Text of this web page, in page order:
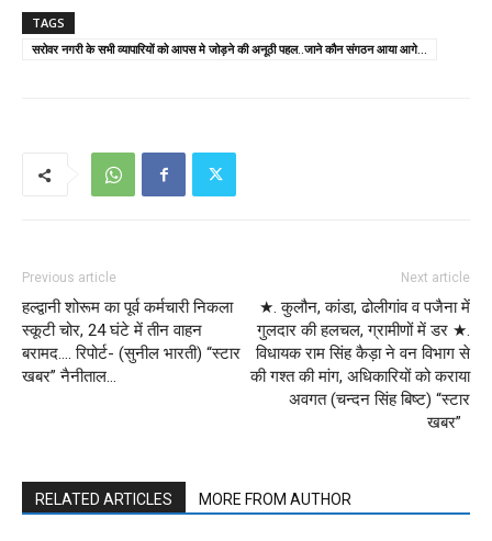
TAGS
सरोवर नगरी के सभी व्यापारियों को आपस मे जोड़ने की अनूठी पहल..जाने कौन संगठन आया आगे...
Previous article
हल्द्वानी शोरूम का पूर्व कर्मचारी निकला
स्कूटी चोर, 24 घंटे में तीन वाहन
बरामद…. रिपोर्ट- (सुनील भारती) “स्टार
खबर” नैनीताल…
Next article
★. कुलौन, कांडा, ढोलीगांव व पजैना में
गुलदार की हलचल, ग्रामीणों में डर ★.
विधायक राम सिंह कैड़ा ने वन विभाग से
की गश्त की मांग, अधिकारियों को कराया
अवगत (चन्दन सिंह बिष्ट) “स्टार
खबर”
RELATED ARTICLES MORE FROM AUTHOR